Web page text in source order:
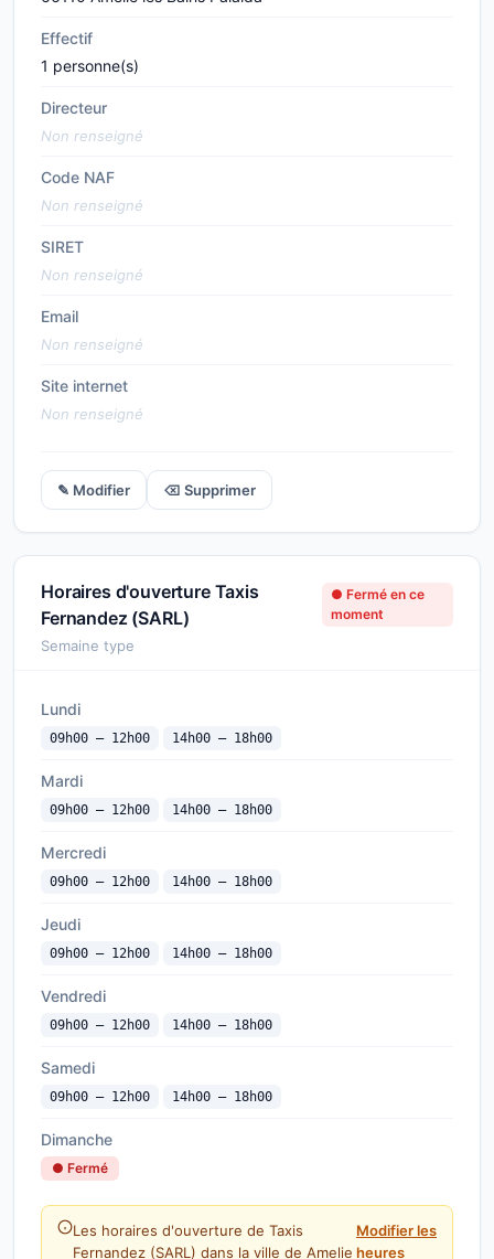
Effectif
1 personne(s)
Directeur
Non renseigné
Code NAF
Non renseigné
SIRET
Non renseigné
Email
Non renseigné
Site internet
Non renseigné
✎ Modifier ⌫ Supprimer
Horaires d'ouverture Taxis
Fernandez (SARL)
● Fermé en ce
moment
Semaine type
Lundi
09h00 — 12h00 14h00 — 18h00
Mardi
09h00 — 12h00 14h00 — 18h00
Mercredi
09h00 — 12h00 14h00 — 18h00
Jeudi
09h00 — 12h00 14h00 — 18h00
Vendredi
09h00 — 12h00 14h00 — 18h00
Samedi
09h00 — 12h00 14h00 — 18h00
Dimanche
● Fermé
Les horaires d'ouverture de Taxis
Fernandez (SARL) dans la ville de Amelie
Modifier les
heures